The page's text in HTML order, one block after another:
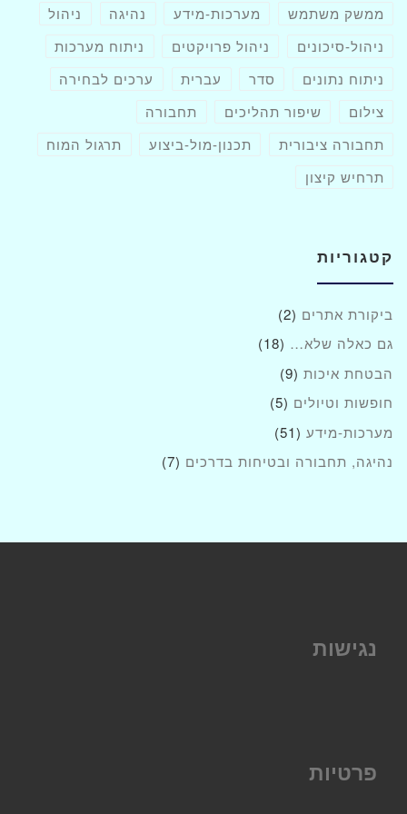
ממשק משתמש מערכות-מידע נהיגה ניהול
ניהול-סיכונים ניהול פרויקטים ניתוח מערכות
ניתוח נתונים סדר עברית ערכים לבחירה
צילום שיפור תהליכים תחבורה
תחבורה ציבורית תכנון-מול-ביצוע תרגול המוח
תרחיש קיצון
קטגוריות
ביקורת אתרים (2)
גם כאלה שלא… (18)
הבטחת איכות (9)
חופשות וטיולים (5)
מערכות-מידע (51)
נהיגה, תחבורה ובטיחות בדרכים (7)
נגישות
פרטיות